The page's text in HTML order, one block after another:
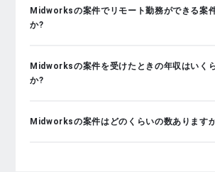
Midworksの案件でリモート勤務ができる案
か?
Midworksの案件を受けたときの年収はいく
か?
Midworksの案件はどのくらいの数あります